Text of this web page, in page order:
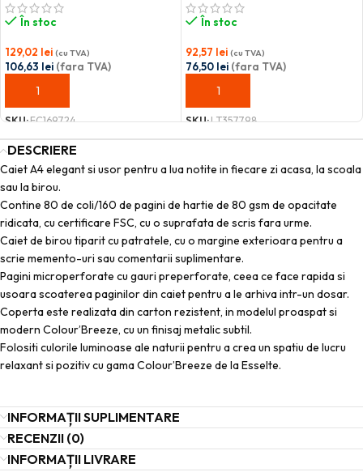
În stoc
129,02 lei (cu TVA)
106,63 lei (fara TVA)
ADAUGĂ ÎN COȘ
SKU:FC169724
În stoc
92,57 lei (cu TVA)
76,50 lei (fara TVA)
ADAUGĂ ÎN COȘ
SKU:LT357798
DESCRIERE
Caiet A4 elegant si usor pentru a lua notite in fiecare zi acasa, la scoala
sau la birou.
Contine 80 de coli/160 de pagini de hartie de 80 gsm de opacitate
ridicata, cu certificare FSC, cu o suprafata de scris fara urme.
Caiet de birou tiparit cu patratele, cu o margine exterioara pentru a
scrie memento-uri sau comentarii suplimentare.
Pagini microperforate cu gauri preperforate, ceea ce face rapida si
usoara scoaterea paginilor din caiet pentru a le arhiva intr-un dosar.
Coperta este realizata din carton rezistent, in modelul proaspat si
modern Colour’Breeze, cu un finisaj metalic subtil.
Folositi culorile luminoase ale naturii pentru a crea un spatiu de lucru
relaxant si pozitiv cu gama Colour’Breeze de la Esselte.
INFORMAȚII SUPLIMENTARE
RECENZII (0)
INFORMAȚII LIVRARE